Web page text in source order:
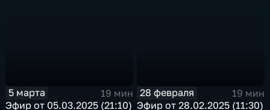
5 марта
19 мин
Эфир от 05.03.2025 (21:10)
28 февраля
19 мин
Эфир от 28.02.2025 (11:30)